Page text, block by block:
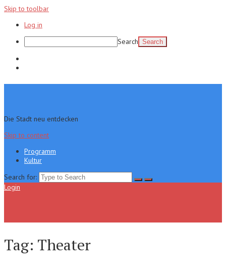
Skip to toolbar
Log in
Search
Die Stadt neu entdecken
Skip to content
Programm
Kultur
Search for:
Login
Tag: Theater